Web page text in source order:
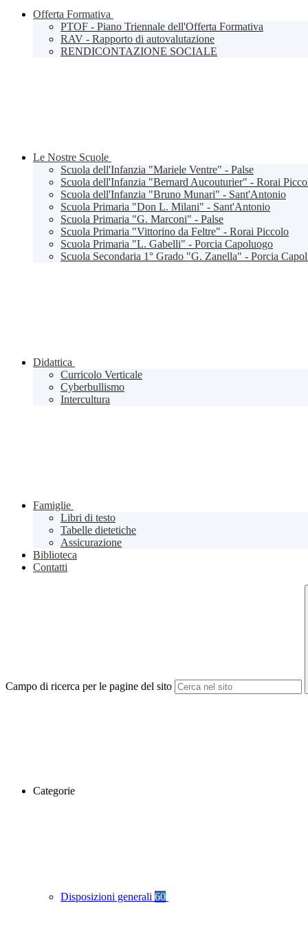
Offerta Formativa
PTOF - Piano Triennale dell'Offerta Formativa
RAV - Rapporto di autovalutazione
RENDICONTAZIONE SOCIALE
Le Nostre Scuole
Scuola dell'Infanzia "Mariele Ventre" - Palse
Scuola dell'Infanzia "Bernard Aucouturier" - Rorai
Scuola dell'Infanzia "Bruno Munari" - Sant'Antonio
Scuola Primaria "Don L. Milani" - Sant'Antonio
Scuola Primaria "G. Marconi" - Palse
Scuola Primaria "Vittorino da Feltre" - Rorai Piccolo
Scuola Primaria "L. Gabelli" - Porcia Capoluogo
Scuola Secondaria 1° Grado "G. Zanella" - Porcia
Didattica
Curricolo Verticale
Cyberbullismo
Intercultura
Famiglie
Libri di testo
Tabelle dietetiche
Assicurazione
Biblioteca
Contatti
Campo di ricerca per le pagine del sito
Categorie
Disposizioni generali 60